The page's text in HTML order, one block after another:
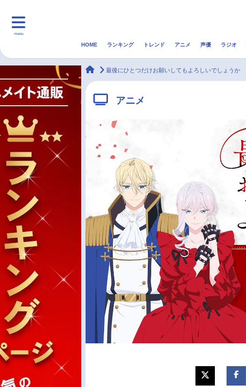
menu
マンガ・ラノベ ゲーム・アプリ
HOME ランキング トレンド アニメ 声優 ラジオ
animateTimes
最後にひとつだけお願いしてもよろしいでしょうか
アニメ